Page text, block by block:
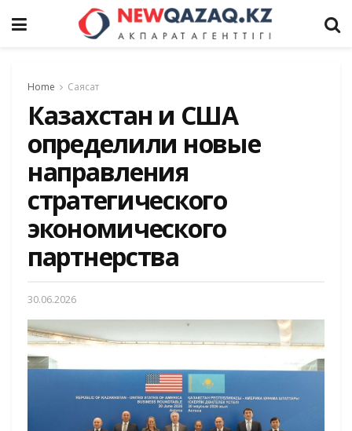
Home Саясат
Казахстан и США
определили новые
направления
стратегического
экономического
партнерства
30.06.2026